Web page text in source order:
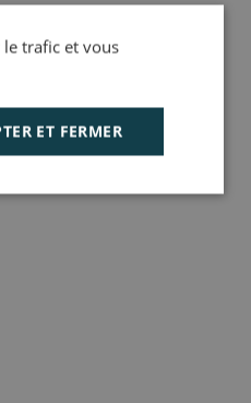
trafic et vous
ET FERMER